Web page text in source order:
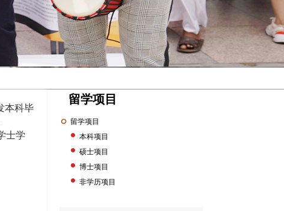
本科毕
士学
留学项目
留学项目
本科项目
硕士项目
博士项目
非学历项目